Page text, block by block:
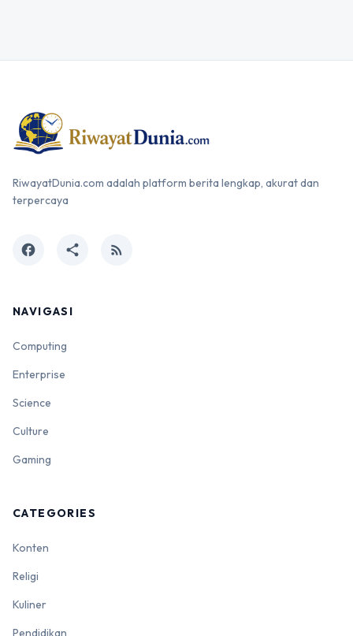
RiwayatDunia.com adalah platform berita lengkap, akurat dan
terpercaya
facebook share rss_feed
NAVIGASI
Computing
Enterprise
Science
Culture
Gaming
CATEGORIES
Konten
Religi
Kuliner
Pendidikan